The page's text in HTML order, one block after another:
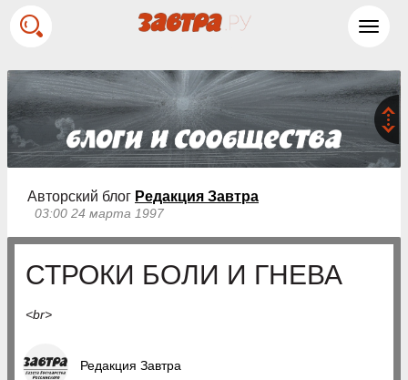
Авторский блог Редакция Завтра
03:00 24 марта 1997
СТРОКИ БОЛИ И ГНЕВА
<br>
Редакция Завтра